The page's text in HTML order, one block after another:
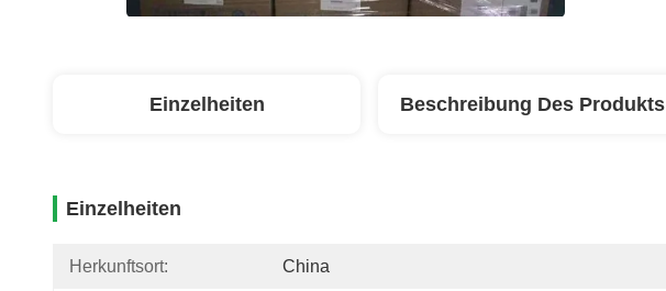
Einzelheiten Beschreibung Des Produkts
Einzelheiten
Herkunftsort: China